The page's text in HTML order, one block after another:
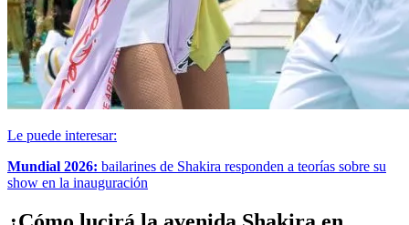
Le puede interesar:
Mundial 2026: bailarines de Shakira responden a teorías sobre su
show en la inauguración